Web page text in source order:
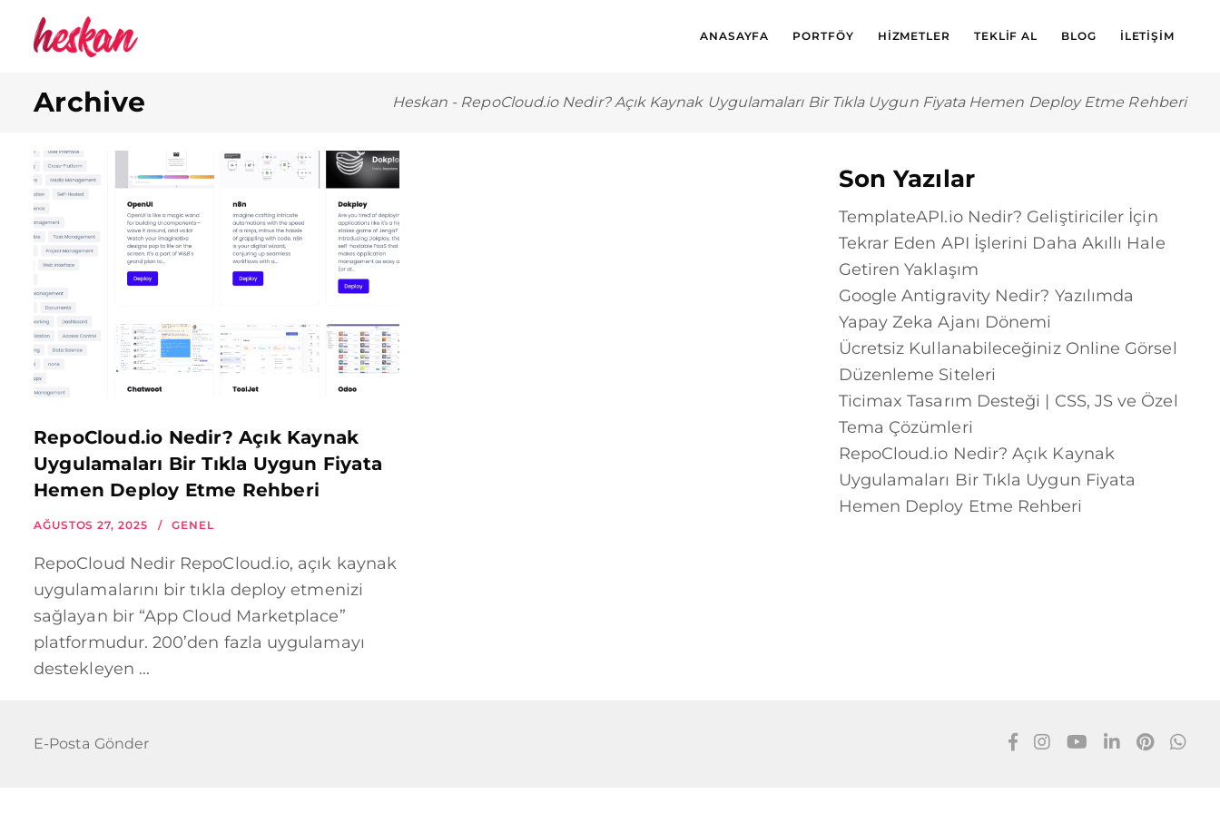
ANASAYFA PORTFÖY HIZMETLER TEKLIF AL BLOG İLETIŞIM
Archive Heskan - RepoCloud.io Nedir? Açık Kaynak Uygulamaları Bir Tıkla Uygun Fiyata Hemen Deploy Etme Rehberi
RepoCloud.io Nedir? Açık Kaynak
Uygulamaları Bir Tıkla Uygun Fiyata
Hemen Deploy Etme Rehberi
AĞUSTOS 27, 2025 GENEL
RepoCloud Nedir RepoCloud.io, açık kaynak
uygulamalarını bir tıkla deploy etmenizi
sağlayan bir “App Cloud Marketplace”
platformudur. 200’den fazla uygulamayı
destekleyen ...
Son Yazılar
TemplateAPI.io Nedir? Geliştiriciler İçin
Tekrar Eden API İşlerini Daha Akıllı Hale
Getiren Yaklaşım
Google Antigravity Nedir? Yazılımda
Yapay Zeka Ajanı Dönemi
Ücretsiz Kullanabileceğiniz Online Görsel
Düzenleme Siteleri
Ticimax Tasarım Desteği | CSS, JS ve Özel
Tema Çözümleri
RepoCloud.io Nedir? Açık Kaynak
Uygulamaları Bir Tıkla Uygun Fiyata
Hemen Deploy Etme Rehberi
E-Posta Gönder